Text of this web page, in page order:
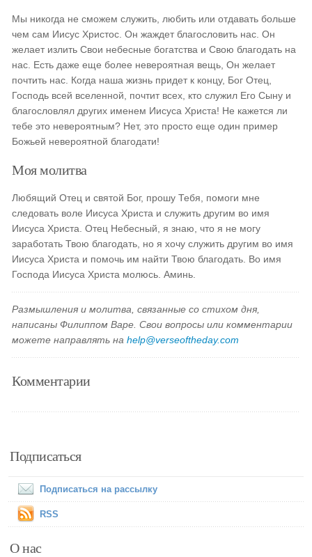
Мы никогда не сможем служить, любить или отдавать больше
чем сам Иисус Христос. Он жаждет благословить нас. Он
желает излить Свои небесные богатства и Свою благодать на
нас. Есть даже еще более невероятная вещь, Он желает
почтить нас. Когда наша жизнь придет к концу, Бог Отец,
Господь всей вселенной, почтит всех, кто служил Его Сыну и
благословлял других именем Иисуса Христа! Не кажется ли
тебе это невероятным? Нет, это просто еще один пример
Божьей невероятной благодати!
Моя молитва
Любящий Отец и святой Бог, прошу Тебя, помоги мне
следовать воле Иисуса Христа и служить другим во имя
Иисуса Христа. Отец Небесный, я знаю, что я не могу
заработать Твою благодать, но я хочу служить другим во имя
Иисуса Христа и помочь им найти Твою благодать. Во имя
Господа Иисуса Христа молюсь. Аминь.
Размышления и молитва, связанные со стихом дня,
написаны Филиппом Варе. Свои вопросы или комментарии
можете направлять наhelp@verseoftheday.com
Комментарии
Подписаться
Подписаться на рассылку
RSS
О нас